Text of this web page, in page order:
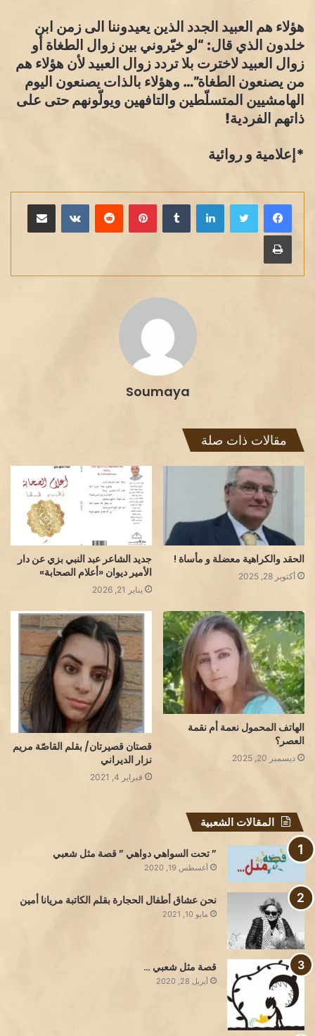
هؤلاء هم العبيد الجدد الذين يعيدوننا الى زمن ابن
خلدون الذي قال: “لو خيّروني بين زوال الطغاة أو
زوال العبيد لاخترت بلا تردد زوال العبيد لأن هؤلاء هم
من يصنعون الطغاة”… وهؤلاء بالذات يصنعون اليوم
الهامشيين المتسلّطين والتافهين ويولّونهم حتى على
ذاتهم الفردية!
*إعلامية و روائية
لينكدإن بينتيريست مشاركة عبر البريد
طباعة
Soumaya
مقالات ذات صلة
الحقد والكراهية معضلة و مأساة !
أكتوبر 28, 2025
جديد الشاعر عبد النبي بزي عن دار
الأمير ديوان «أعلام الصحابة»
يناير 21, 2026
الهاتف المحمول نعمة أم نقمة
العصر؟
ديسمبر 20, 2025
قصتان قصيرتان/ بقلم القاصّة مريم
نزار الديراني
فبراير 4, 2021
المقالات الشعبية
” تحت السواهي دواهي ” قصة مثل شعبي
أغسطس 19, 2020
نحن عشاق أطفال الحجارة بقلم الكاتبة مريانا أمين
مايو 10, 2021
قصة مثل شعبي …
أبريل 28, 2020